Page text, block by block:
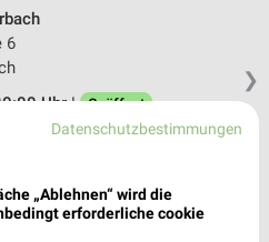
❯
6
Uhr | Geöffnet
1 Prospekt
Datenschutzbestimmungen
„Ablehnen“ wird die
erforderliche cookie